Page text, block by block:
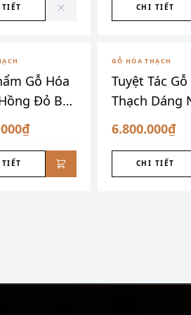
CHI TIẾT
Gỗ Hóa
Đỏ Bề
GỖ HÓA THẠCH
Tuyệt Tác
Thạch Dáng
6.800.000₫
CHI TIẾT